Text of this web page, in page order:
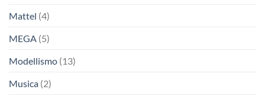
Mattel (4)
MEGA (5)
Modellismo (13)
Musica (2)